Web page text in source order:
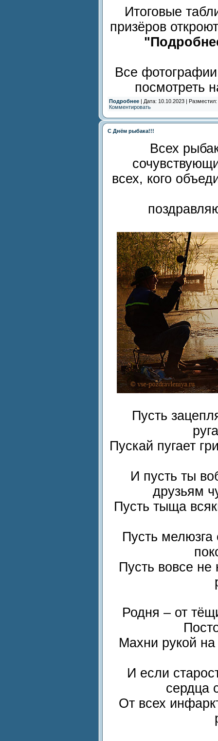
Итоговые
призёров
Все
посмотреть
Подробнее | Дата: 10.10.2023 | Разместил:
Комментировать
С Днём рыбака!!!
Всех
всех, кого
Пусть
Пускай пугает
И пусть ты
друзьям
Пусть тыща
Пусть
Пусть вовсе не
Родня – от
Махни рукой
И если
сердца
От всех